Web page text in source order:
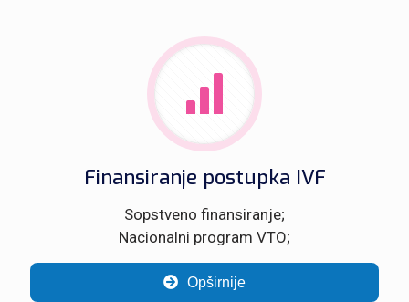
Finansiranje postupka IVF
Sopstveno finansiranje;
Nacionalni program VTO;
Opširnije